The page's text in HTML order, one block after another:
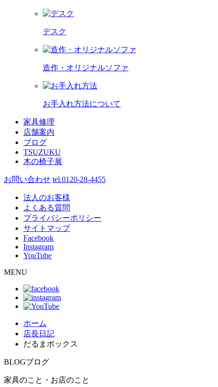
デスク
造作・オリジナルソファ
お手入れ方法について
家具修理
店舗案内
ブログ
TSUZUKU
木の椅子展
お問い合わせ tel.0120-28-4455
法人のお客様
よくある質問
プライバシーポリシー
サイトマップ
Facebook
Instagram
YouTube
MENU
ホーム
店長日記
だるまボックス
BLOGブログ
家具のこと・お店のこと